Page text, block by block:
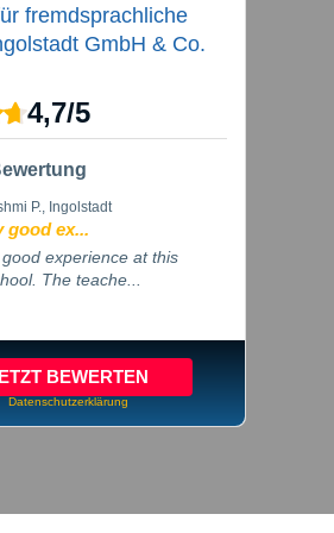
fremdsprachliche
GmbH & Co.
4,7/5
P., Ingolstadt
good ex...
experience at this
The teache...
BEWERTEN
Datenschutzerklärung